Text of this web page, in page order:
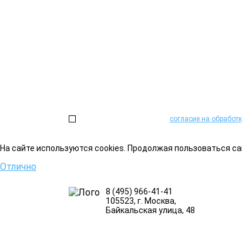
согласие на
На сайте используются cookies. Продолжая пользоваться
Отлично
8 (495) 966-41-41
105523, г. Москва,
Байкальская улица, 48